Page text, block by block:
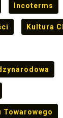
Incoterms
Kultura
Towarowego